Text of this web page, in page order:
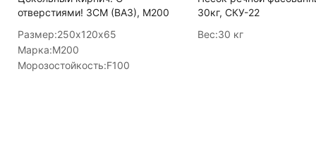
отверстиями! ЗСМ (ВАЗ), М200
Размер:250х120х65
Марка:М200
Морозостойкость:F100
30кг, СКУ-22
Вес:30 кг